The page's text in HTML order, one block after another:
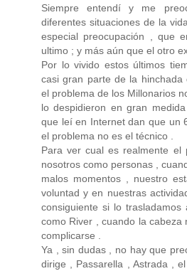
Siempre entendí y me
diferentes situaciones de la
especial preocupación , que
ultimo ; y más aún que el otro
Por lo vivido estos últimos
casi gran parte de la hinchada
el problema de los Millonarios
lo despidieron en gran
que leí en Internet dan que un
el problema no es el técnico .
Para ver cual es realmente el
nosotros como personas ,
malos momentos , nuestro
voluntad y en nuestras
consiguiente si lo
como River , cuando la cabeza
complicarse .
Ya , sin dudas , no hay que
dirige , Passarella , Astrada ,